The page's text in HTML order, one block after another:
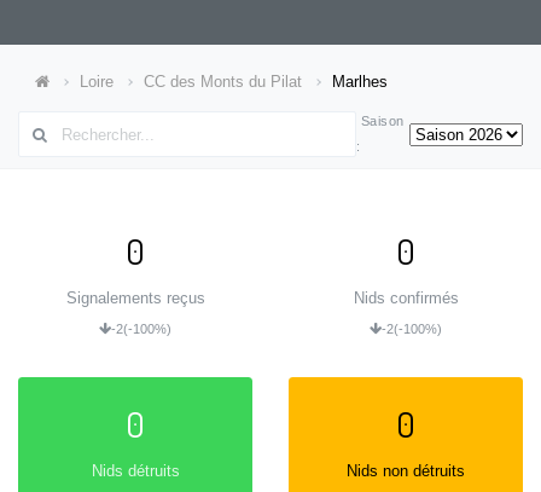
Loire CC des Monts du Pilat Marlhes
Saison
:
0
Signalements reçus
-2(-100%)
0
Nids confirmés
-2(-100%)
0
Nids détruits
0
Nids non détruits